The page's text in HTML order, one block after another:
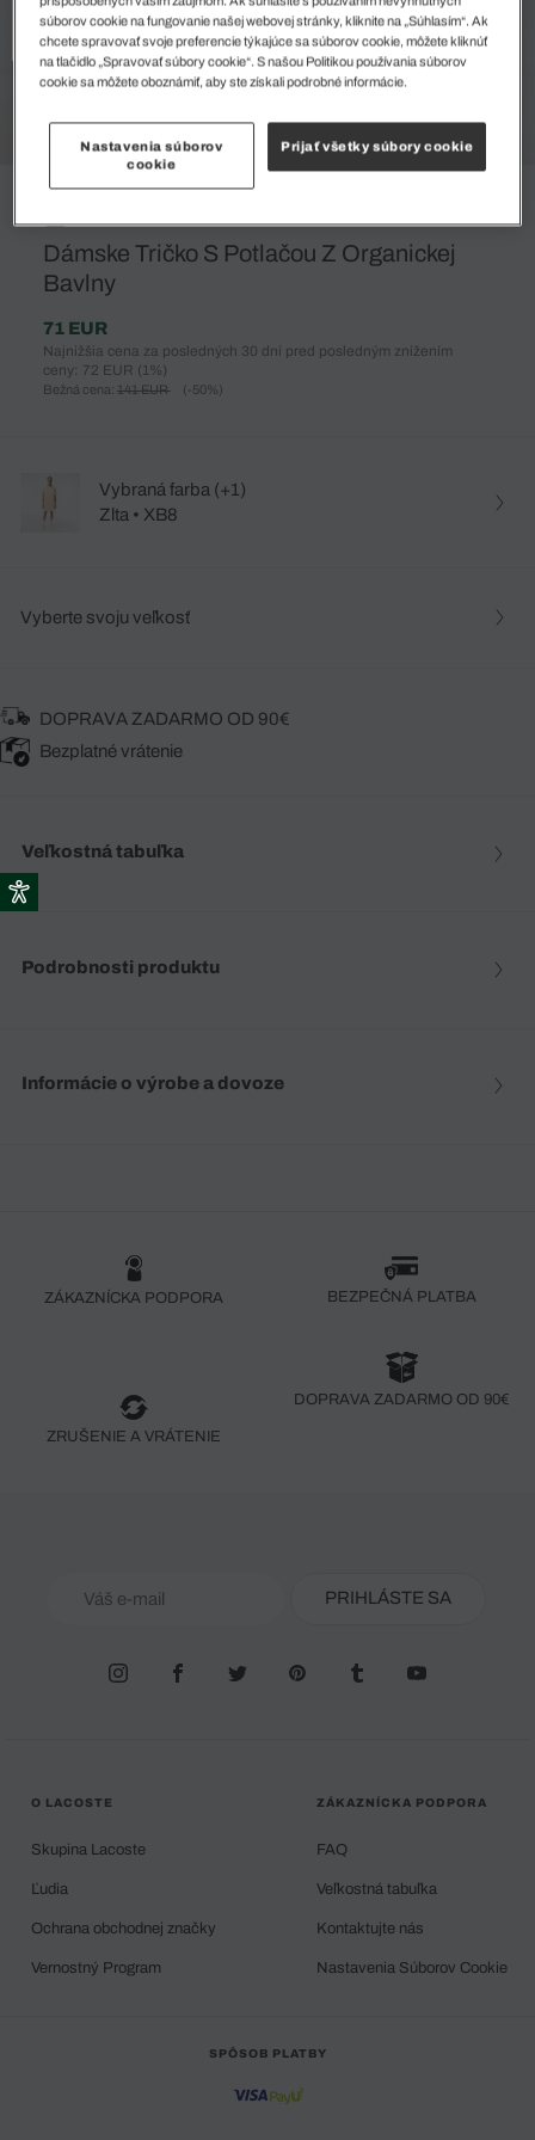
Dámske Tričko S Potlačou Z Organickej
Bavlny
71 EUR
Najnižšia cena za posledných 30 dní pred posledným znížením
ceny: 72 EUR (1%)
Bežná cena: 141 EUR (-50%)
Vybraná farba (+1)
Zlta • XB8
Vyberte svoju veľkosť
DOPRAVA ZADARMO OD 90€
Bezplatné vrátenie
Veľkostná tabuľka
Podrobnosti produktu
Informácie o výrobe a dovoze
ZÁKAZNÍCKA PODPORA BEZPEČNÁ PLATBA
ZRUŠENIE A VRÁTENIE
DOPRAVA ZADARMO OD 90€
PRIHLÁSTE SA
O LACOSTE
Skupina Lacoste
Ľudia
Ochrana obchodnej značky
Vernostný Program
ZÁKAZNÍCKA PODPORA
FAQ
Veľkostná tabuľka
Kontaktujte nás
Nastavenia Súborov Cookie
SPÔSOB PLATBY
súborov cookie na fungovanie našej webovej stránky, kliknite na „Súhlasím“. Ak
chcete spravovať svoje preferencie týkajúce sa súborov cookie, môžete kliknúť
na tlačidlo „Spravovať súbory cookie“. S našou Politikou používania súborov
cookie sa môžete oboznámiť, aby ste získali podrobné informácie.
Nastavenia súborov
cookie
Prijať všetky súbory cookie